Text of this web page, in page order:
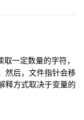
一定数量的字符，
然后，文件指针会移
释方式取决于变量的